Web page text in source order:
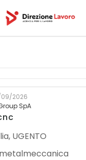
2026
SpA
, UGENTO